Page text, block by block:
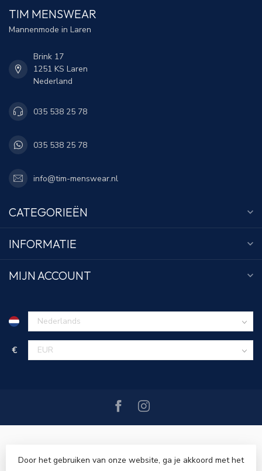
TIM MENSWEAR
Mannenmode in Laren
Brink 17
1251 KS Laren
Nederland
035 538 25 78
035 538 25 78
info@tim-menswear.nl
CATEGORIEËN
INFORMATIE
MIJN ACCOUNT
€
Door het gebruiken van onze website, ga je akkoord met het